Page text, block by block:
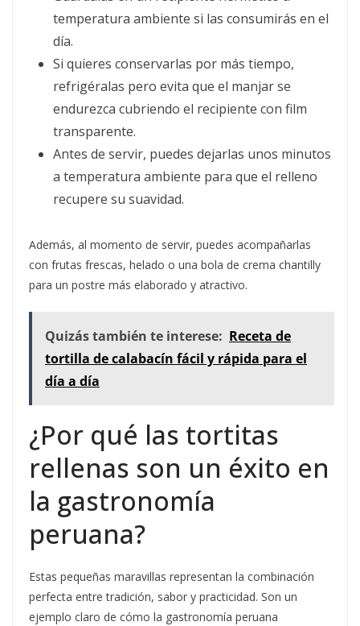
temperatura ambiente si las consumirás en el
día.
Si quieres conservarlas por más tiempo,
refrigéralas pero evita que el manjar se
endurezca cubriendo el recipiente con film
transparente.
Antes de servir, puedes dejarlas unos minutos
a temperatura ambiente para que el relleno
recupere su suavidad.
Además, al momento de servir, puedes acompañarlas
con frutas frescas, helado o una bola de crema chantilly
para un postre más elaborado y atractivo.
Quizás también te interese: Receta de
tortilla de calabacín fácil y rápida para el
día a día
¿Por qué las tortitas
rellenas son un éxito en
la gastronomía
peruana?
Estas pequeñas maravillas representan la combinación
perfecta entre tradición, sabor y practicidad. Son un
ejemplo claro de cómo la gastronomía peruana